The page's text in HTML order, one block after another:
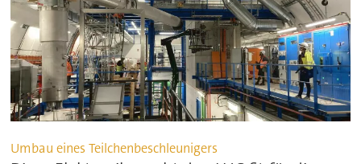
Umbau eines Teilchenbeschleunigers